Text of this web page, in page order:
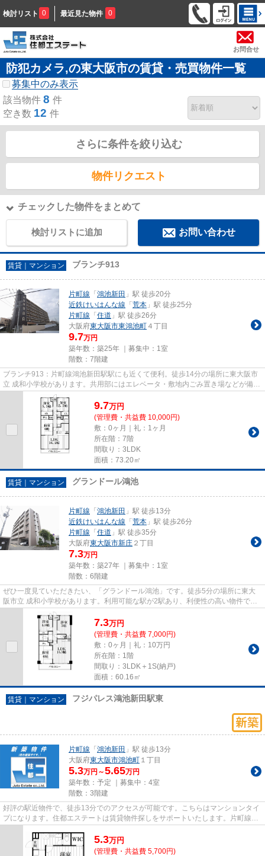
検討リスト 0 最近見た物件 0
お問合せ
防犯カメラ,の東大阪市の賃貸・売買物件一覧
募集中のみ表示
該当物件 8 件
空き数 12 件
さらに条件を絞り込む
物件リクエスト
チェックした物件をまとめて
検討リストに追加 お問い合わせ
賃貸｜マンション ブランチ913
片町線 「 鴻池新田 」駅 徒歩20分
近鉄けいはんな線 「 荒本 」駅 徒歩25分
片町線 「 住道 」駅 徒歩26分
大阪府東大阪市東鴻池町 ４丁目
9.7万円
築年数：築25年 ｜募集中： 1室
階数：7階建
ブランチ913：片町線鴻池新田駅駅にも近くて便利。徒歩14分の場所に東大阪市
立 成和小学校があります。共用部にはエレベータ・敷地内ごみ置き場などが備わ
っておりとても充実していま...
9.7万円
(管理費・共益費 10,000円)
敷：0ヶ月｜礼：1ヶ月
所在階：7階
間取り：3LDK
面積：73.20㎡
賃貸｜マンション グランドール鴻池
片町線 「 鴻池新田 」駅 徒歩13分
近鉄けいはんな線 「 荒本 」駅 徒歩26分
片町線 「 住道 」駅 徒歩35分
大阪府東大阪市新庄 ２丁目
7.3万円
築年数：築27年 ｜募集中： 1室
階数：6階建
ぜひ一度見ていただきたい、「グランドール鴻池」です。徒歩5分の場所に東大
阪市立 成和小学校があります。利用可能な駅が2駅あり、利便性の高い物件で
す。こちらの物件は、駅へも徒歩...
7.3万円
(管理費・共益費 7,000円)
敷：0ヶ月｜礼：10万円
所在階：1階
間取り：3LDK＋1S(納戸)
面積：60.16㎡
賃貸｜マンション フジパレス鴻池新田駅東
片町線 「 鴻池新田 」駅 徒歩13分
大阪府東大阪市鴻池町 １丁目
5.3万円～5.65万円
築年数：予定 ｜募集中： 4室
階数：3階建
好評の駅近物件で、徒歩13分でのアクセスが可能です。こちらはマンションタイ
プになります。住都エステートは賃貸物件探しをサポートいたします。片町線鴻
5.3万円
(管理費・共益費 5,700円)